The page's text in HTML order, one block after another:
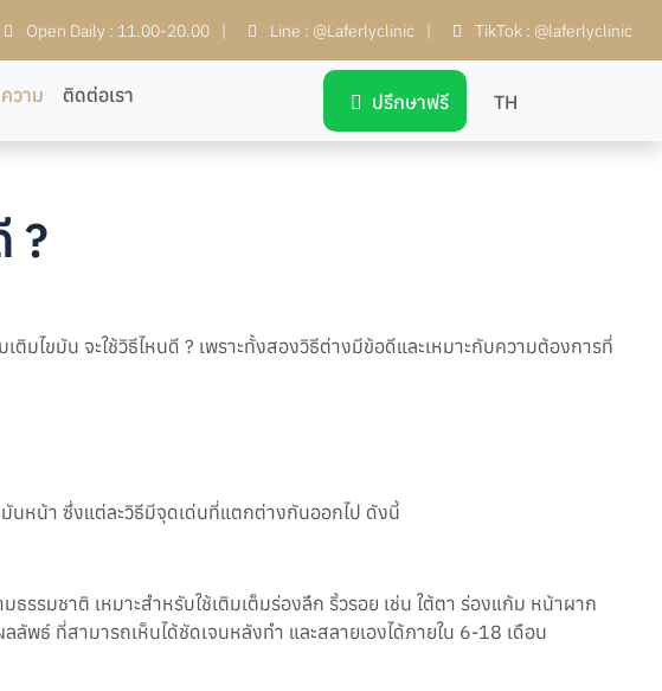
Open Daily : 11.00-20.00 | Line : @Laferlyclinic | TikTok : @laferlyclinic
วาม ติดต่อเรา ปรึกษาฟรี TH
?
มไขมัน จะใช้วิธีไหนดี ? เพราะทั้งสองวิธีต่างมีข้อดีและเหมาะกับความต้องการที่
มันหน้า ซึ่งแต่ละวิธีมีจุดเด่นที่แตกต่างกันออกไป ดังนี้
รมชาติ เหมาะสำหรับใช้เติมเต็มร่องลึก ริ้วรอย เช่น ใต้ตา ร่องแก้ม หน้าผาก
พธ์ ที่สามารถเห็นได้ชัดเจนหลังทำ และสลายเองได้ภายใน 6-18 เดือน